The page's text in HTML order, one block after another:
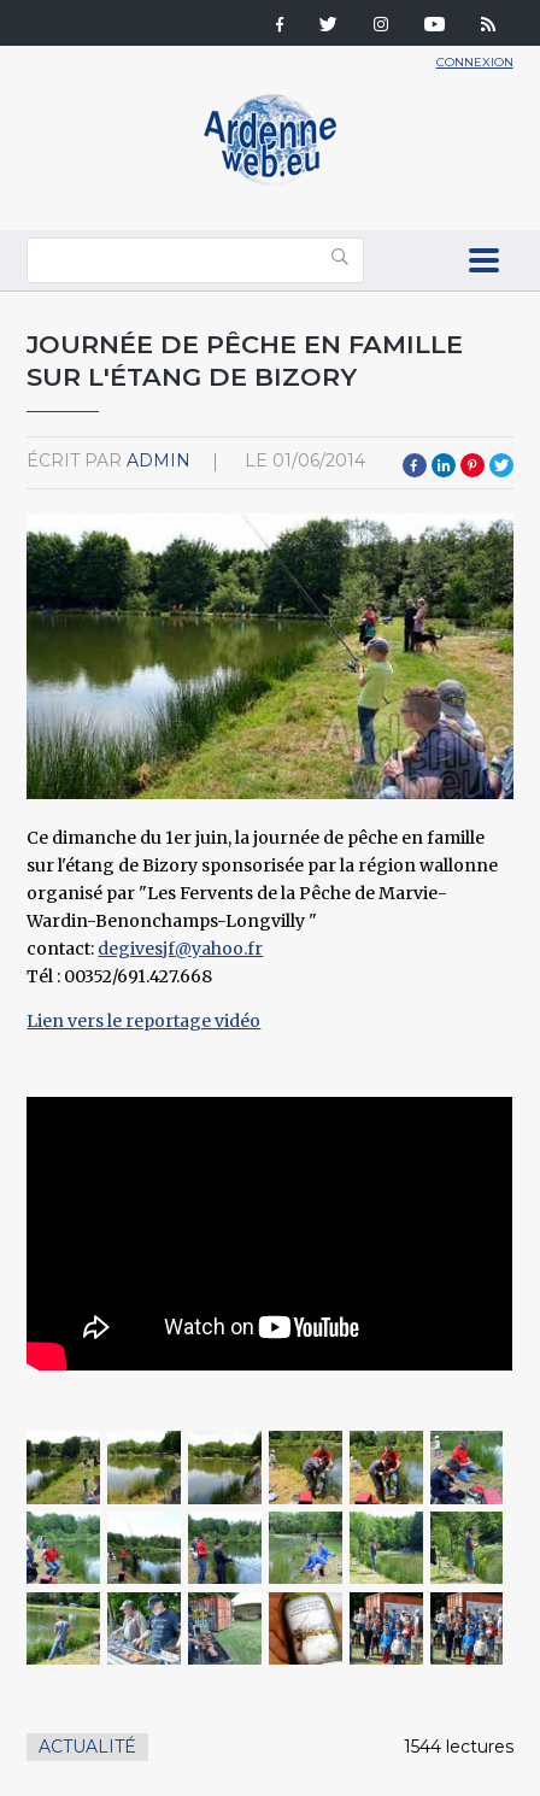
CONNEXION
JOURNÉE DE PÊCHE EN FAMILLE
SUR L'ÉTANG DE BIZORY
ÉCRIT PAR ADMIN LE 01/06/2014
Ce dimanche du 1er juin, la journée de pêche en famille
sur l'étang de Bizory sponsorisée par la région wallonne
organisé par "Les Fervents de la Pêche de Marvie-
Wardin-Benonchamps-Longvilly "
contact: degivesjf@yahoo.fr
Tél : 00352/691.427.668
Lien vers le reportage vidéo
ACTUALITÉ 1544 lectures